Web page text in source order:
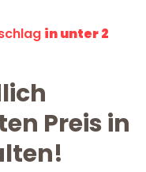
in unter 2
Preis in